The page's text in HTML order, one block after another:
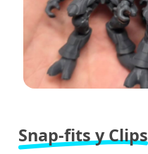
Snap-fits y Clips